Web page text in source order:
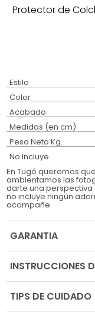
Protector de
Estilo
Color
Acabado
Medidas (en cm)
Peso Neto Kg.
No Incluye
En Tugó queremos
ambientamos las
darte una perspectiva
no incluye ningún
acompañe.
GARANTIA
INSTRUCCIONES
TIPS DE CUIDADO